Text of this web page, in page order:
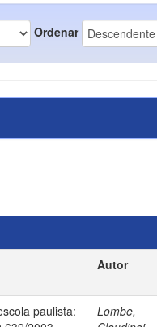
Ordenar
Autor
paulista:
Lombe,